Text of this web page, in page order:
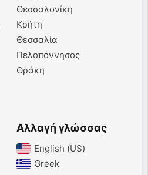
Θεσσαλονίκη
Κρήτη
Θεσσαλία
Πελοπόννησος
Θράκη
Αλλαγή γλώσσας
English (US)‎
Greek‎